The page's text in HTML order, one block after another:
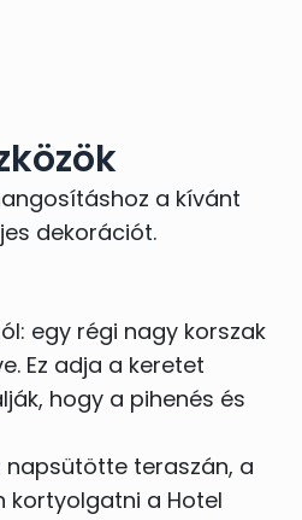
a kívánt
dekorációt.
egy régi nagy korszak
Ez adja a keretet
hogy a pihenés és
napsütötte teraszán, a
kortyolgatni a Hotel